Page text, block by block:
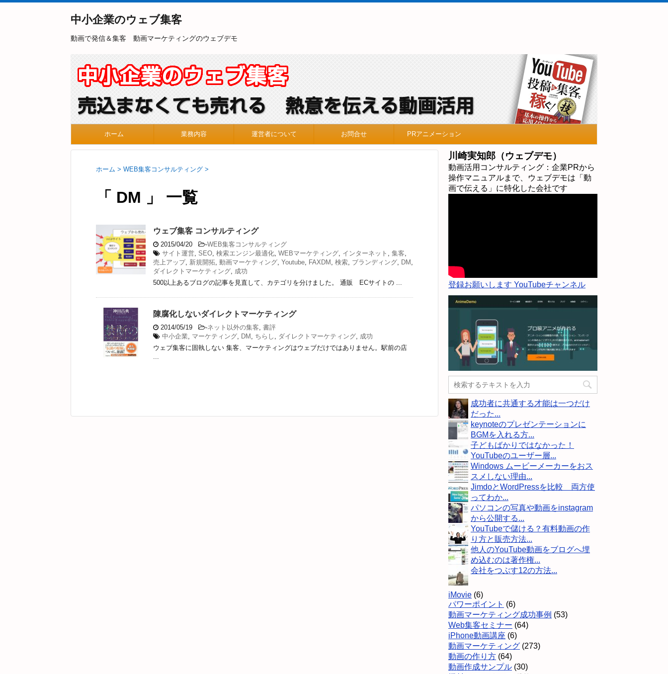
中小企業のウェブ集客
動画で発信＆集客 動画マーケティングのウェブデモ
ホーム 業務内容 運営者について お問合せ PRアニメーション
ホーム > WEB集客コンサルティング >
「 DM 」 一覧
ウェブ集客 コンサルティング
2015/04/20 -WEB集客コンサルティング
サイト運営 SEO 検索エンジン最適化 WEBマーケティング インターネット 集客
売上アップ, 新規開拓 動画マーケティング Youtube FAXDM 検索 ブランディング DM
ダイレクトマーケティング 成功
500以上あるブログの記事を見直して、カテゴリを分けました。 通販 ECサイトの ...
陳腐化しないダイレクトマーケティング
2014/05/19 -ネット以外の集客 書評
中小企業
マーケティング DM ちらし ダイレクトマーケティング 成功
ウェブ集客に固執しない 集客、マーケティングはウェブだけではありません。駅前の店
川崎実知郎（ウェブデモ）
動画活用コンサルティング：企業PRから
操作マニュアルまで、ウェブデモは「動
画で伝える」に特化した会社です
登録お願いします YouTubeチャンネル
成功者に共通する才能は一つだけ
だった...
keynoteのプレゼンテーションに
BGMを入れる方...
子どもばかりではなかった！
YouTubeのユーザー層...
Windows ムービーメーカーをおス
スメしない理由...
JimdoとWordPressを比較 両方使
ってわか...
パソコンの写真や動画をinstagram
から公開する...
YouTubeで儲ける？有料動画の作
り方と販売方法...
他人のYouTube動画をブログへ埋
め込むのは著作権...
会社をつぶす12の方法...
iMovie (6)
パワーポイント (6)
動画マーケティング成功事例 (53)
Web集客セミナー (64)
iPhone動画講座 (6)
動画マーケティング (273)
動画の作り方 (64)
動画作成サンプル (30)